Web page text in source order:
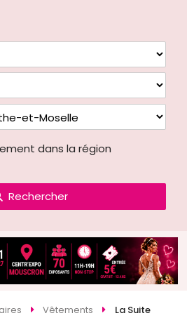
dans la région
Rechercher
Vêtements La Suite